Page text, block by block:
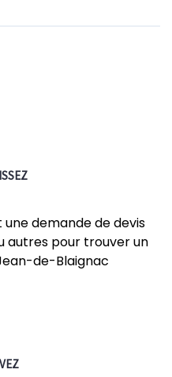
demande de devis
autres pour trouver un
de-Blaignac